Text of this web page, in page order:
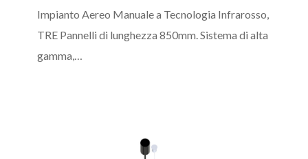
PPR-Impianto Aereo Manuale a Tecnologia Infrarosso,
TRE Pannelli di lunghezza 850mm. Sistema di alta
gamma,…